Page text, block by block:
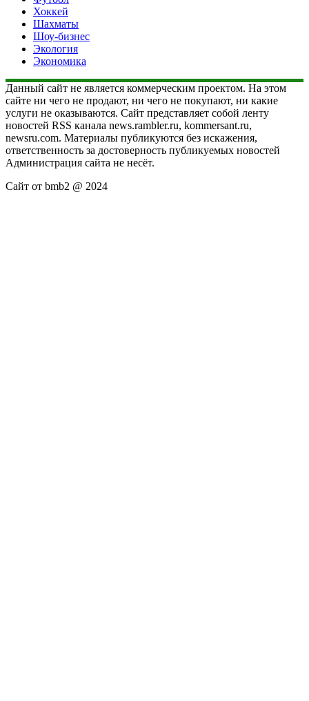
Хоккей
Шахматы
Шоу-бизнес
Экология
Экономика
Данный сайт не является коммерческим проектом. На этом
сайте ни чего не продают, ни чего не покупают, ни какие
услуги не оказываются. Сайт представляет собой ленту
новостей RSS канала news.rambler.ru, kommersant.ru,
newsru.com. Материалы публикуются без искажения,
ответственность за достоверность публикуемых новостей
Администрация сайта не несёт.
Сайт от bmb2 @ 2024